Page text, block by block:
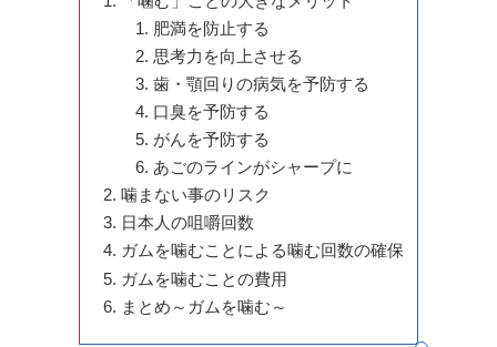
肥満を防止する
思考力を向上させる
歯・顎回りの病気を予防する
口臭を予防する
がんを予防する
あごのラインがシャープに
噛まない事のリスク
日本人の咀嚼回数
ガムを噛むことによる噛む回数の確保
ガムを噛むことの費用
まとめ～ガムを噛む～